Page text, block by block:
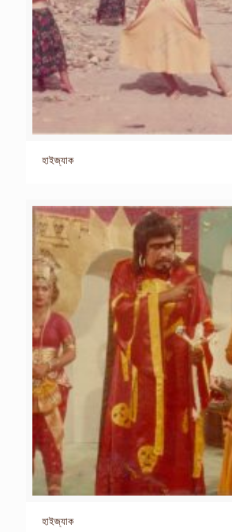
হাইজ্যাক
হাইজ্যাক